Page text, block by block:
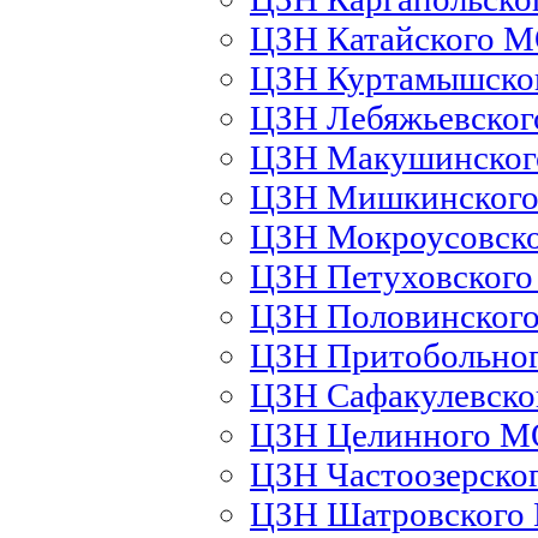
ЦЗН Катайского
ЦЗН
ЦЗН
ЦЗН
ЦЗН
ЦЗН
ЦЗН
ЦЗН
ЦЗН
ЦЗН
ЦЗН Целинного
ЦЗН
ЦЗН